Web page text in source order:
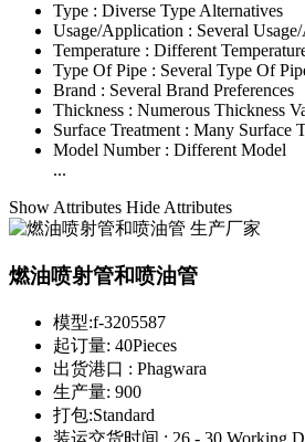
Type : Diverse Type Alternatives
Usage/Application : Several
Temperature : Different
Type Of Pipe : Several Type Of
Brand : Several Brand Preferences
Thickness : Numerous Thickness
Surface Treatment : Many Surface
Model Number : Different Model
...
Show Attributes Hide Attributes
燃油喷射管和喷油管
模型:f-3205587
起订量: 40Pieces
出货港口 : Phagwara
生产量: 900
打包:Standard
装运交货时间 : 26 - 30 Working